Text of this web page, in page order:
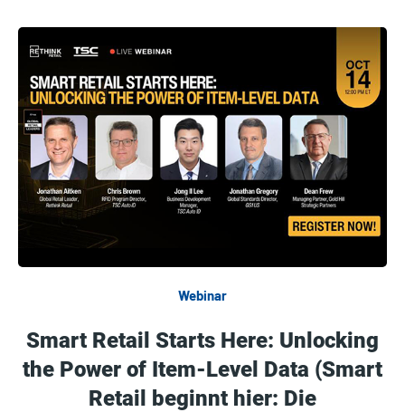
Webinar
Smart Retail Starts Here: Unlocking
the Power of Item-Level Data (Smart
Retail beginnt hier: Die